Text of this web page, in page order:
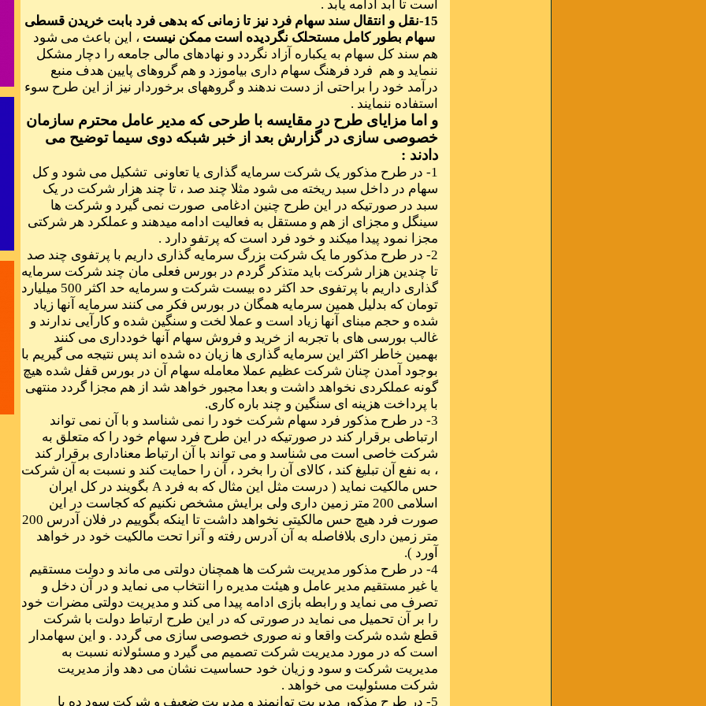
برای
بیقرار
مثل عکس رخ
بی تو هر
زندگی
لیاقت
نهراسیم
سه کلمه را
است تا ابد ادامه یابد .
15-نقل و انتقال سند سهام فرد نیز تا زمانی که بدهی فرد بابت خریدن قسطی
سهام بطور کامل مستحلک نگردیده است ممکن نیست ، این باعث می شود
هم سند کل سهام به یکباره آزاد نگردد و نهادهای مالی جامعه را دچار مشکل
ننماید و هم فرد فرهنگ سهام داری بیاموزد و هم گروهای پایین هدف منبع
درآمد خود را براحتی از دست ندهند و گروههای برخوردار نیز از این طرح سوء
استفاده ننمایند .
و اما مزایای طرح در مقایسه با طرحی که مدیر عامل محترم سازمان
خصوصی سازی در گزارش بعد از خبر شبکه دوی سیما توضیح می
دادند :
1- در طرح مذکور یک شرکت سرمایه گذاری یا تعاونی تشکیل می شود و کل
سهام در داخل سبد ریخته می شود مثلا چند صد ، تا چند هزار شرکت در یک
سبد در صورتیکه در این طرح چنین ادغامی صورت نمی گیرد و شرکت ها
سینگل و مجزای از هم و مستقل به فعالیت ادامه میدهند و عملکرد هر شرکتی
مجزا نمود پیدا میکند و خود فرد است که پرتفو دارد .
2- در طرح مذکور ما یک شرکت بزرگ سرمایه گذاری داریم با پرتفوی چند صد
تا چندین هزار شرکت باید متذکر گردم در بورس فعلی مان چند شرکت سرمایه
گذاری داریم با پرتفوی حد اکثر ده بیست شرکت و سرمایه حد اکثر 500 میلیارد
تومان که بدلیل همین سرمایه همگان در بورس فکر می کنند سرمایه آنها زیاد
شده و حجم مبنای آنها زیاد است و عملا لخت و سنگین شده و کارآیی ندارند و
غالب بورسی های با تجربه از خرید و فروش سهام آنها خودداری می کنند
بهمین خاطر اکثر این سرمایه گذاری ها زیان ده شده اند پس نتیجه می گیریم با
بوجود آمدن چنان شرکت عظیم عملا معامله سهام آن در بورس قفل شده هیچ
گونه عملکردی نخواهد داشت و بعدا مجبور خواهد شد از هم مجزا گردد منتهی
با پرداخت هزینه ای سنگین و چند باره کاری.
3- در طرح مذکور فرد سهام شرکت خود را نمی شناسد و با آن نمی تواند
ارتباطی برقرار کند در صورتیکه در این طرح فرد سهام خود را که متعلق به
شرکت خاصی است می شناسد و می تواند با آن ارتباط معناداری برقرار کند
، به نفع آن تبلیغ کند ، کالای آن را بخرد ، آن را حمایت کند و نسبت به آن شرکت
حس مالکیت نماید ( درست مثل این مثال که به فردA بگویند در کل ایران
اسلامی 200 متر زمین داری ولی برایش مشخص نکنیم که کجاست در این
صورت فرد هیچ حس مالکیتی نخواهد داشت تا اینکه بگوییم در فلان آدرس 200
متر زمین داری بلافاصله به آن آدرس رفته و آنرا تحت مالکیت خود در خواهد
آورد ).
4- در طرح مذکور مدیریت شرکت ها همچنان دولتی می ماند و دولت مستقیم
یا غیر مستقیم مدیر عامل و هیئت مدیره را انتخاب می نماید و در آن دخل و
تصرف می نماید و رابطه بازی ادامه پیدا می کند و مدیریت دولتی مضرات خود
را بر آن تحمیل می نماید در صورتی که در این طرح ارتباط دولت با شرکت
قطع شده شرکت واقعا و نه صوری خصوصی سازی می گردد . و این سهامدار
است که در مورد مدیریت شرکت تصمیم می گیرد و مسئولانه نسبت به
مدیریت شرکت و سود و زیان خود حساسیت نشان می دهد واز مدیریت
شرکت مسئولیت می خواهد .
5- در طرح مذکور مدیریت توانمند و مدیریت ضعیف و شرکت سود ده با